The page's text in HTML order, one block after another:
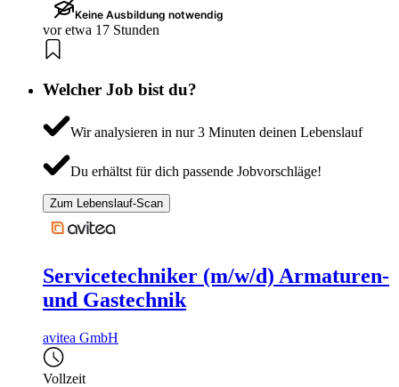
Keine Ausbildung notwendig
vor etwa 17 Stunden
Welcher Job bist du?
Wir analysieren in nur 3 Minuten deinen Lebenslauf
Du erhältst für dich passende Jobvorschläge!
Zum Lebenslauf-Scan
Servicetechniker (m/w/d) Armaturen-
und Gastechnik
avitea GmbH
Vollzeit